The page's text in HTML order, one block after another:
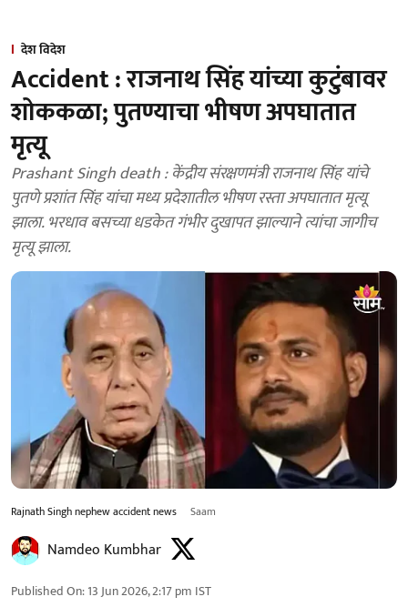
देश विदेश
Accident : राजनाथ सिंह यांच्या कुटुंबावर
शोककळा; पुतण्याचा भीषण अपघातात
मृत्यू
Prashant Singh death : केंद्रीय संरक्षणमंत्री राजनाथ सिंह यांचे
पुतणे प्रशांत सिंह यांचा मध्य प्रदेशातील भीषण रस्ता अपघातात मृत्यू
झाला. भरधाव बसच्या धडकेत गंभीर दुखापत झाल्याने त्यांचा जागीच
मृत्यू झाला.
Rajnath Singh nephew accident news Saam
Namdeo Kumbhar
Published On:13 Jun 2026, 2:17 pm IST